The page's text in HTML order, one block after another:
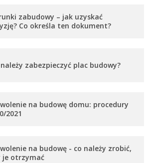
zabudowy – jak uzyskać
Co określa ten dokument?
należy zabezpieczyć plac budowy?
na budowę domu: procedury
2021
na budowę - co należy zrobić,
je otrzymać